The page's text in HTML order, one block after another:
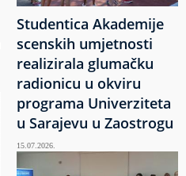
Studentica Akademije
scenskih umjetnosti
realizirala glumačku
radionicu u okviru
programa Univerziteta
u Sarajevu u Zaostrogu
15.07.2026.